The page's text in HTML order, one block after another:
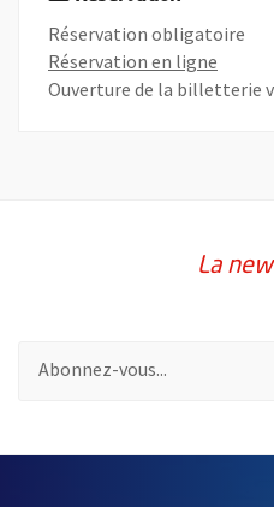
Réservation obligatoire
Réservation en ligne
Ouverture de la billetterie
La